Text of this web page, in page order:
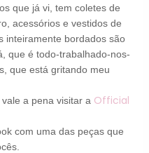
que já vi, tem coletes de
acessórios e vestidos de
inteiramente bordados são
que é todo-trabalhado-nos-
que está gritando meu
a pena visitar a Official
com uma das peças que